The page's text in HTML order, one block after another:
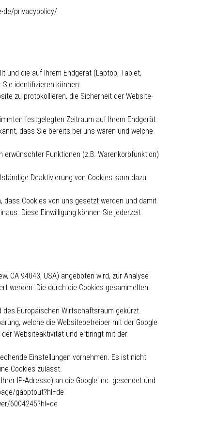
de/privacypolicy/
und die auf Ihrem Endgerät (Laptop, Tablet,
identifizieren können.
zu protokollieren, die Sicherheit der Website-
festgelegten Zeitraum auf Ihrem Endgerät
dass Sie bereits bei uns waren und welche
Funktionen (z.B. Warenkorbfunktion)
Deaktivierung von Cookies kann dazu
Cookies von uns gesetzt werden und damit
Diese Einwilligung können Sie jederzeit
CA 94043, USA) angeboten wird, zur Analyse
werden. Die durch die Cookies gesammelten
des Europäischen Wirtschaftsraum gekürzt.
welche die Websitebetreiber mit der Google
Websiteaktivität und erbringt mit der
Einstellungen vornehmen. Es ist nicht
Cookies zulässt.
IP-Adresse) an die Google Inc. gesendet und
gaoptout?hl=de
6004245?hl=de